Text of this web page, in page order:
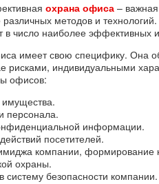
охрана офиса –
различных методов и
в число наиболее эффективных
имеет свою специфику. Она
рисками, индивидуальными
офисов:
персонала.
информации.
посетителей.
компании, формирование
охраны.
безопасности компании.